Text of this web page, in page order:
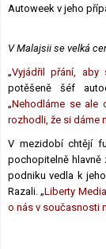
Autoweek v jeho
V Malajsii se velká
„Vyjádřil přání,
potěšeně šéf
„Nehodláme se ale
rozhodli, že si dáme
V mezidobí chtějí
pochopitelně hlavně
podniku vedla k
Razali. „Liberty
o nás v současnosti